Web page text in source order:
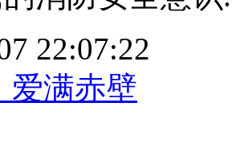
22:07:22
爱满赤壁